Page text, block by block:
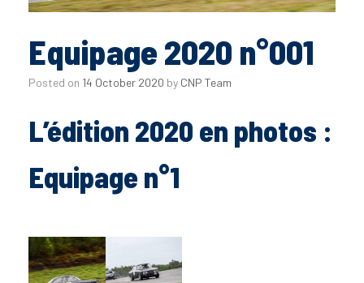
Equipage 2020 n°001
Posted on 14 October 2020 by CNP Team
L’édition 2020 en photos :
Equipage n°1